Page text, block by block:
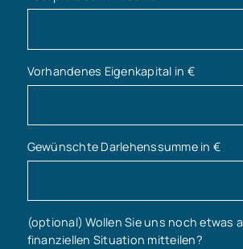
Vorhandenes Eigenkapital in €
Gewünschte Darlehenssumme in €
(optional) Wollen Sie uns noch etwas
finanziellen Situation mitteilen?